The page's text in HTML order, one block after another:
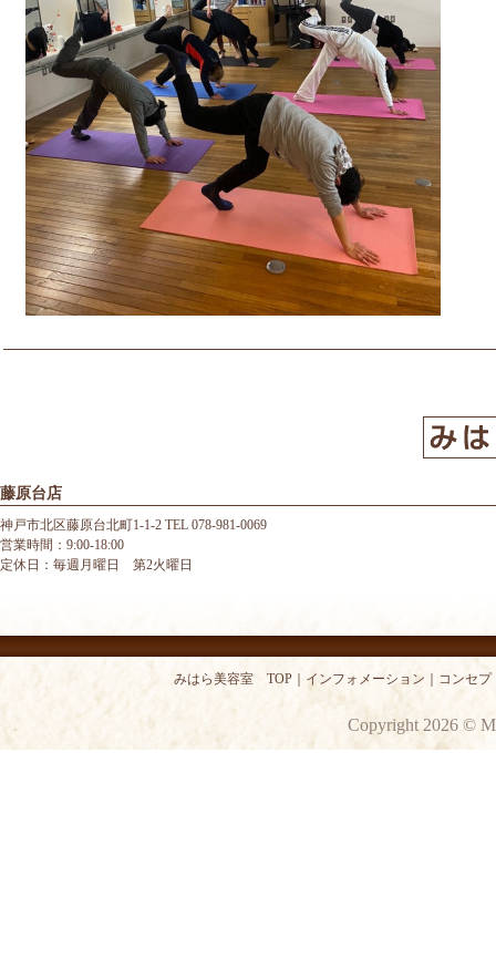
藤原台店
神戸市北区藤原台北町1-1-2 TEL 078-981-0069
営業時間：9:00-18:00
定休日：毎週月曜日 第2火曜日
みはら美容室 TOP インフォメーション コンセプ
Copyright 2026 ©